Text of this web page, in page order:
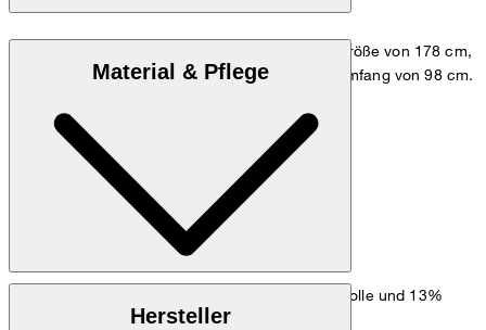
Das Model trägt die Größe 48, bei einer Körpergröße von 178 cm,
einem Brustumfang von 98 cm und einem Hüftumfang von 98 cm.
Maßtabelle
Material & Pflege
Leichter Cotton-Mix aus 87% Baumwolle und 13%
Polyamid, gefertigt in Italien
Hersteller